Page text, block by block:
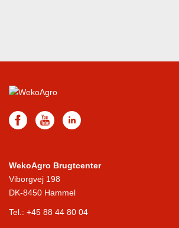
WekoAgro Brugtcenter
Viborgvej 198
DK-8450 Hammel
Tel.: +45 88 44 80 04